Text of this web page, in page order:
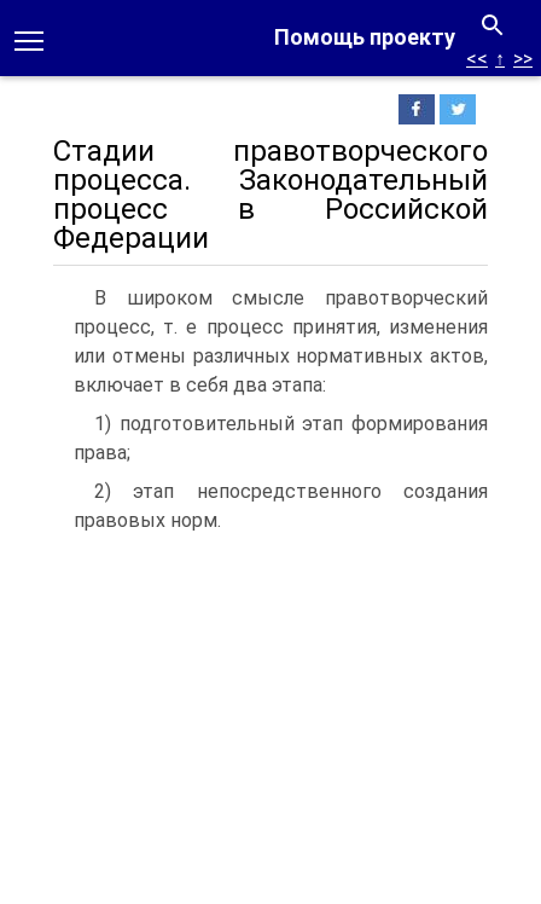
Помощь проекту
<< ↑ >>
Стадии правотворческого
процесса. Законодательный
процесс в Российской
Федерации
В широком смысле правотворческий
процесс, т. е процесс принятия, изменения
или отмены различных нормативных актов,
включает в себя два этапа:
1) подготовительный этап формирования
права;
2) этап непосредственного создания
правовых норм.